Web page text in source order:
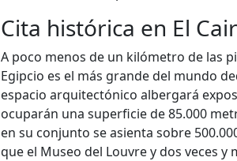
Cita histórica en El
A poco menos de un kilómetro de las
Egipcio es el más grande del mundo
espacio arquitectónico albergará
ocuparán una superficie de 85.000
en su conjunto se asienta sobre
que el Museo del Louvre y dos veces y